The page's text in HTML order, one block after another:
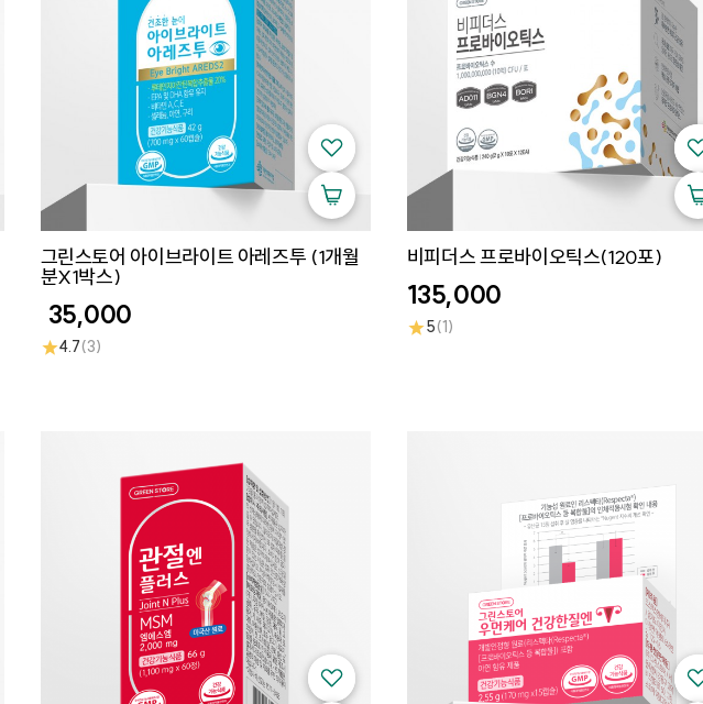
그린스토어 아이브라이트 아레즈투 (1개월
분X1박스)
35,000
★4.7(3)
비피더스 프로바이오틱스(120포)
135,000
★5(1)